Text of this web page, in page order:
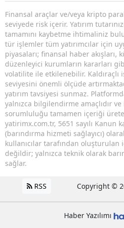
Finansal araçlar ve/veya kripto
seviyede risk içerir. Yatırım
tamamını kaybetme ihtimaliniz
tür işlemler tüm yatırımcılar için
piyasaları; finansal haber
düzenleyici kurumların kararları
volatilite ile etkilenebilir. Kaldıraçlı
seviyesini önemli ölçüde
yatırım tavsiyesi sunmaz.
yalnızca bilgilendirme amaçlıdır
sorumluluğu tamamen içeriği
yatirimx.com.tr, 5651 sayılı Kanun
(barındırma hizmeti sağlayıcı)
kullanıcılar tarafından
değildir; yalnızca teknik olarak
sağlar.
RSS Copyright ©
Haber Yazılımı